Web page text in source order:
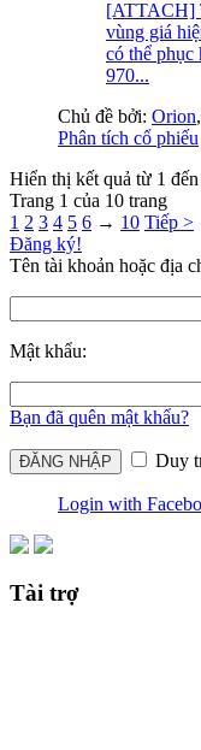
[ATTACH]
vùng giá
có thể phục
970...
Chủ đề bởi: Orion,
Phân tích cổ phiếu
Hiển thị kết quả từ 1
Trang 1 của 10 trang
1 2 3 4 5 6 → 10 Tiếp >
Đăng ký!
Tên tài khoản hoặc địa
Mật khẩu:
Bạn đã quên mật khẩu?
Duy
Login with
Tài trợ